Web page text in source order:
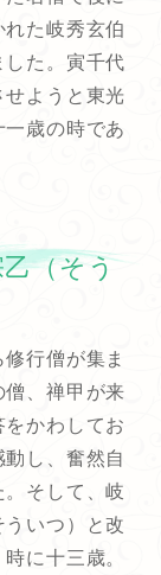
た岐秀玄伯
た。寅千代
ようと東光
歳の時であ
（そう
行僧が集ま
、禅甲が来
かわしてお
し、奮然自
そして、岐
いつ）と改
に十三歳。